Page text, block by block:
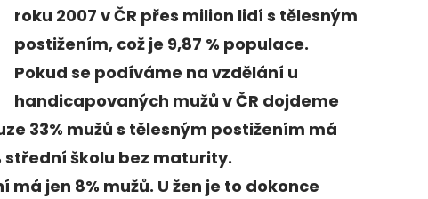
roku 2007 v ČR přes milion lidí s tělesným
postižením, což je 9,87 % populace.
Pokud se podíváme na vzdělání u
handicapovaných mužů v ČR dojdeme
33% mužů s tělesným postižením má
střední školu bez maturity.
má jen 8% mužů. U žen je to dokonce